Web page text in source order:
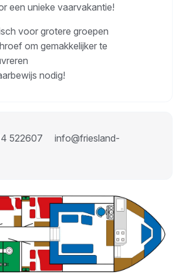
een unieke vaarvakantie!
voor grotere groepen
om gemakkelijker te
nodig!
522607
info@friesland-